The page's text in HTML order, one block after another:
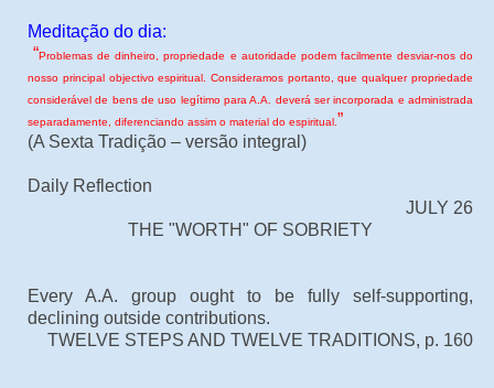
Meditação do dia:
“Problemas de dinheiro, propriedade e autoridade podem facilmente desviar-nos do
nosso principal objectivo espiritual. Consideramos portanto, que qualquer propriedade
considerável de bens de uso legítimo para A.A. deverá ser incorporada e administrada
separadamente, diferenciando assim o material do espiritual. ”
(A Sexta Tradição – versão integral)
Daily Reflection
JULY 26
THE "WORTH" OF SOBRIETY
Every A.A. group ought to be fully self-supporting,
declining outside contributions.
TWELVE STEPS AND TWELVE TRADITIONS, p. 160